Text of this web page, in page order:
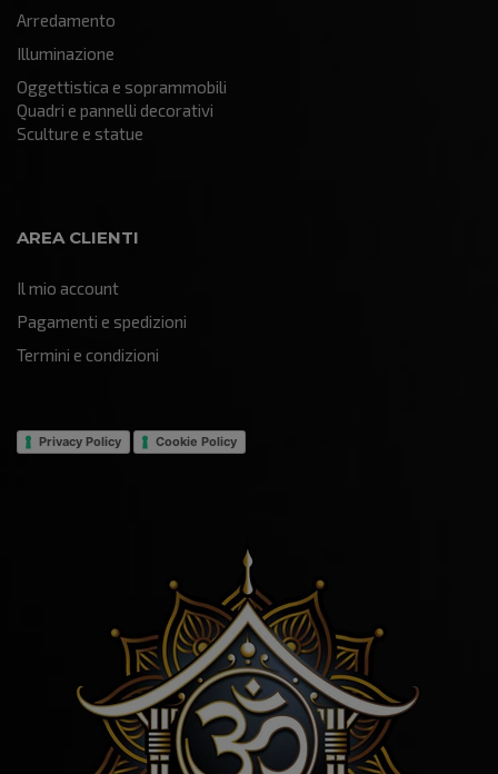
Arredamento
Illuminazione
Oggettistica e soprammobili
Quadri e pannelli decorativi
Sculture e statue
AREA CLIENTI
Il mio account
Pagamenti e spedizioni
Termini e condizioni
Privacy Policy Cookie Policy